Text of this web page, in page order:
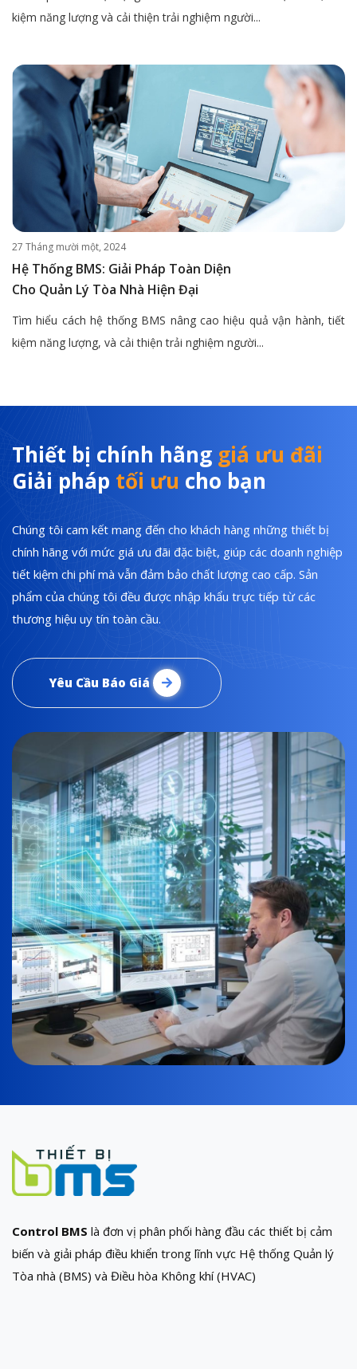
kiệm năng lượng và cải thiện trải nghiệm người...
27 Tháng mười một, 2024
Hệ Thống BMS: Giải Pháp Toàn Diện
Cho Quản Lý Tòa Nhà Hiện Đại
Tìm hiểu cách hệ thống BMS nâng cao hiệu quả vận hành, tiết
kiệm năng lượng, và cải thiện trải nghiệm người...
Thiết bị chính hãng giá ưu đãi
Giải pháp tối ưu cho bạn
Chúng tôi cam kết mang đến cho khách hàng những thiết bị
chính hãng với mức giá ưu đãi đặc biệt, giúp các doanh nghiệp
tiết kiệm chi phí mà vẫn đảm bảo chất lượng cao cấp. Sản
phẩm của chúng tôi đều được nhập khẩu trực tiếp từ các
thương hiệu uy tín toàn cầu.
Yêu Cầu Báo Giá
Control BMS là đơn vị phân phối hàng đầu các thiết bị cảm
biến và giải pháp điều khiển trong lĩnh vực Hệ thống Quản lý
Tòa nhà (BMS) và Điều hòa Không khí (HVAC)